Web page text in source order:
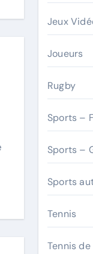
Jeux
Joueurs
Rugby
Sports –
Sports –
Sports
Tennis
Tennis